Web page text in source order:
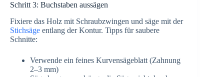
Schritt 3: Buchstaben aussägen
Fixiere das Holz mit Schraubzwingen und säge mit der
Stichsäge entlang der Kontur. Tipps für saubere
Schnitte:
Verwende ein feines Kurvensägeblatt (Zahnung
2–3 mm)